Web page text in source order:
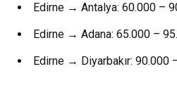
Edirne → Antalya: 60.000 –
Edirne → Adana: 65.000 –
Edirne → Diyarbakır: 90.000